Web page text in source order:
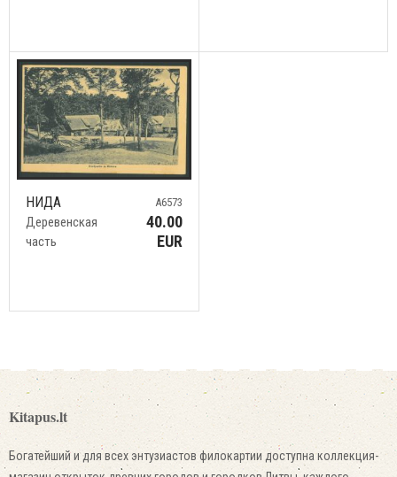
НИДА
Деревенская
часть
A6573
40.00
EUR
Kitapus.lt
Богатейший и для всех энтузиастов филокартии доступна коллекция-